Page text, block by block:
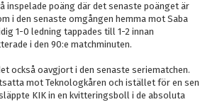
inspelade poäng där det senaste poänget är
i den senaste omgången hemma mot Saba
1-0 ledning tappades till 1-2 innan
i den 90:e matchminuten.
också oavgjort i den senaste seriematchen.
mot Teknologkåren och istället för en sen
KIK in en kvitteringsboll i de absoluta